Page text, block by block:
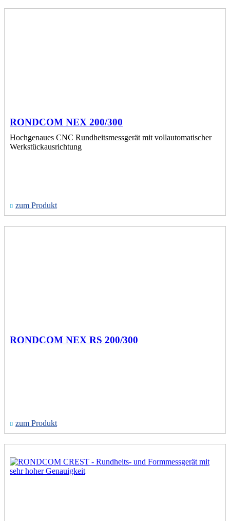
RONDCOM NEX 200/300
Hochgenaues CNC Rundheitsmessgerät mit vollautomatischer
Werkstückausrichtung
zum Produkt
RONDCOM NEX RS 200/300
zum Produkt